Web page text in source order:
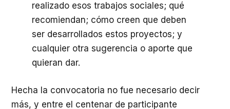
realizado esos trabajos sociales; qué
recomiendan; cómo creen que deben
ser desarrollados estos proyectos; y
cualquier otra sugerencia o aporte que
quieran dar.
Hecha la convocatoria no fue necesario decir
más, y entre el centenar de participante